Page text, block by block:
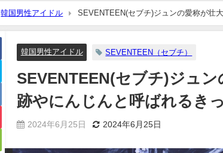
韓国男性アイドル SEVENTEEN(セブチ)ジュンの愛称が壮
韓国男性アイドル SEVENTEEN（セブチ）
SEVENTEEN(セブチ)ジュ
跡やにんじんと呼ばれるき
2024年6月25日 2024年6月25日